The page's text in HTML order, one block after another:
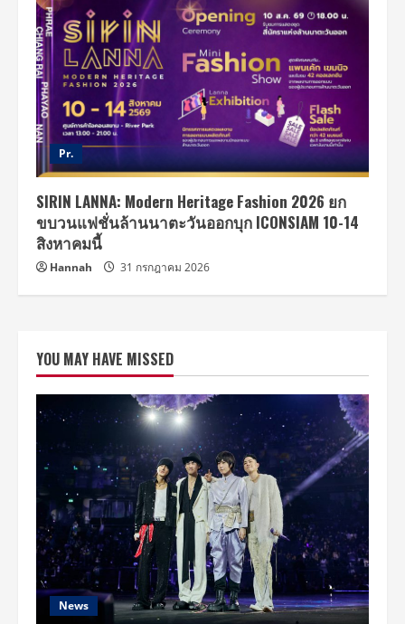
Pr.
SIRIN LANNA: Modern Heritage Fashion 2026 ยก
ขบวนแฟชั่นล้านนาตะวันออกบุก ICONSIAM 10-14
สิงหาคมนี้
Hannah 31 กรกฎาคม 2026
YOU MAY HAVE MISSED
News